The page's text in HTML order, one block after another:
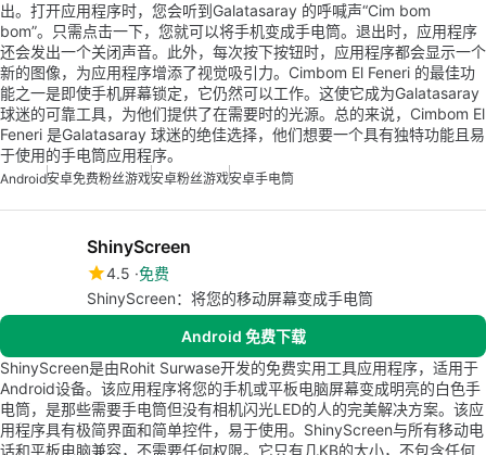
出。打开应用程序时，您会听到Galatasaray 的呼喊声“Cim bom
bom”。只需点击一下，您就可以将手机变成手电筒。退出时，应用程序
还会发出一个关闭声音。此外，每次按下按钮时，应用程序都会显示一个
新的图像，为应用程序增添了视觉吸引力。Cimbom El Feneri 的最佳功
能之一是即使手机屏幕锁定，它仍然可以工作。这使它成为Galatasaray
球迷的可靠工具，为他们提供了在需要时的光源。总的来说，Cimbom El
Feneri 是Galatasaray 球迷的绝佳选择，他们想要一个具有独特功能且易
于使用的手电筒应用程序。
Android安卓免费粉丝游戏安卓粉丝游戏安卓手电筒
ShinyScreen
4.5 免费
ShinyScreen：将您的移动屏幕变成手电筒
Android 免费下载
ShinyScreen是由Rohit Surwase开发的免费实用工具应用程序，适用于
Android设备。该应用程序将您的手机或平板电脑屏幕变成明亮的白色手
电筒，是那些需要手电筒但没有相机闪光LED的人的完美解决方案。该应
用程序具有极简界面和简单控件，易于使用。ShinyScreen与所有移动电
话和平板电脑兼容，不需要任何权限。它只有几KB的大小，不包含任何